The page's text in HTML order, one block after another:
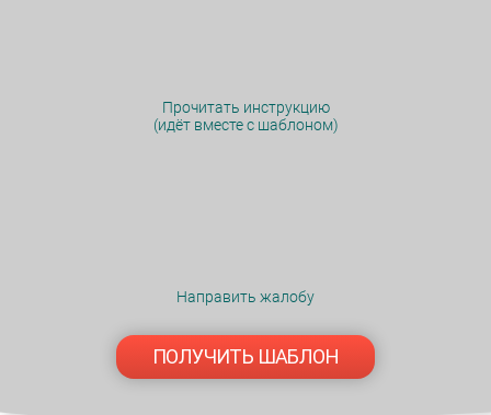
Прочитать инструкцию
(идёт вместе с шаблоном)
Направить жалобу
ПОЛУЧИТЬ ШАБЛОН